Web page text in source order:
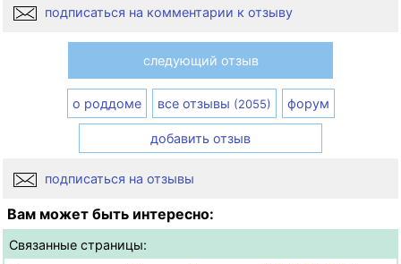
подписаться на комментарии к отзыву
следующий отзыв
о роддоме все отзывы (2055) форум
добавить отзыв
подписаться на отзывы
Вам может быть интересно:
Связанные страницы: